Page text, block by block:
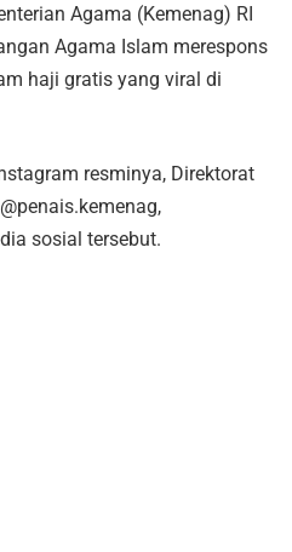
Agama (Kemenag) RI
Agama Islam merespons
haji gratis yang viral di
resminya, Direktorat
sosial tersebut.